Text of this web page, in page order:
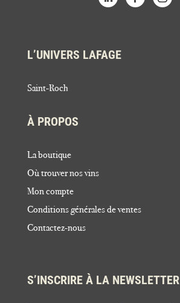
L’UNIVERS LAFAGE
Saint-Roch
À PROPOS
La boutique
Où trouver nos vins
Mon compte
Conditions générales de ventes
Contactez-nous
S’INSCRIRE À LA NEWSLETTER